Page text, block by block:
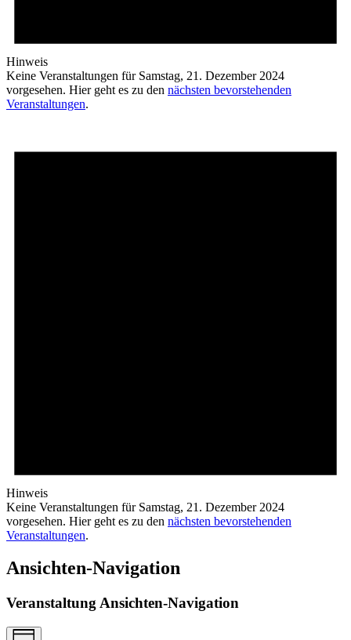
Hinweis
Keine Veranstaltungen für Samstag, 21. Dezember 2024
vorgesehen. Hier geht es zu den nächsten bevorstehenden
Veranstaltungen.
Hinweis
Keine Veranstaltungen für Samstag, 21. Dezember 2024
vorgesehen. Hier geht es zu den nächsten bevorstehenden
Veranstaltungen.
Ansichten-Navigation
Veranstaltung Ansichten-Navigation